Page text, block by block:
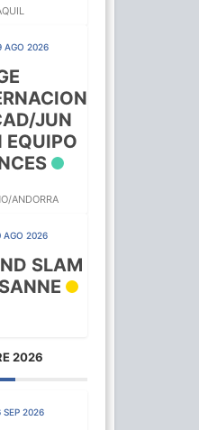
AGO 2026
JUN
EQUIPO
ANDORRA
AGO 2026
SLAM
2026
2026